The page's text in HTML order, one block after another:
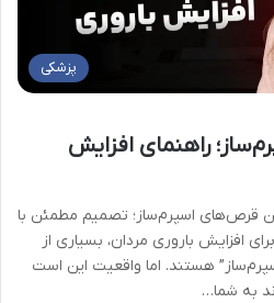
پزشکی
راهنمای افزایش
قرص‌های اسپرم‌ساز؛ تصمیم مطمئن با
افزایش باروری مردان، بسیاری از
هستند. اما واقعیت این است
به شما…